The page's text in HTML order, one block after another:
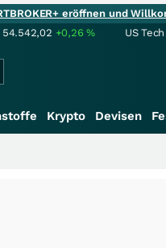
eröffnen und
54.542,02 +0,26% US
Krypto Devisen